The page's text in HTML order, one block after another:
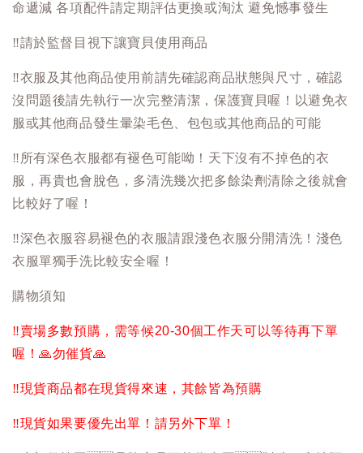
命遞減 各項配件請定期評估更換或淘汰 避免憾事發生
‼️請於監督目視下讓寶貝使用商品
‼️衣服及其他商品使用前請先確認商品狀態與尺寸，確認
沒問題後請先執行一次完整清潔，保護寶貝喔！以避免衣
服或其他商品發生暈染毛色、包包或其他商品的可能
‼️所有深色衣服都有褪色可能呦！天下沒有不掉色的衣
服，再貴也會脫色，多清洗幾次把多餘染劑清除之後就會
比較好了喔！
‼️深色衣服容易褪色的衣服請跟淺色衣服分開清洗！淺色
衣服單獨手洗比較安全喔！
購物須知
‼️賣場多數預購，需等候20-30個工作天可以等待再下單
喔！🙏勿催貨🙏
‼️現貨商品都在現貨得來速，其餘皆為預購
‼️現貨如果要優先出單！請另外下單！